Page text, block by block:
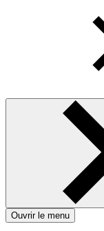
Ouvrir le menu